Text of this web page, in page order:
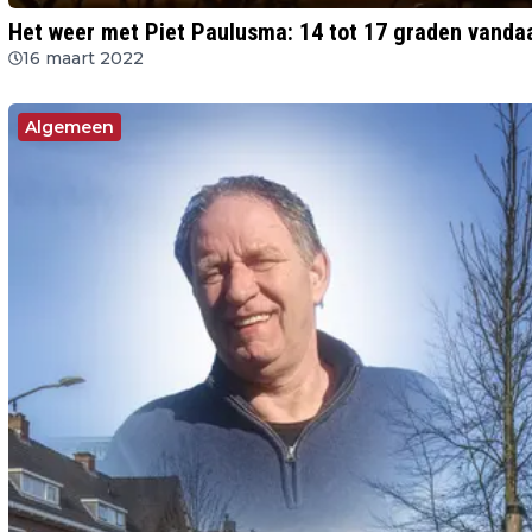
Het weer met Piet Paulusma: 14 tot 17 graden
16 maart 2022
Algemeen